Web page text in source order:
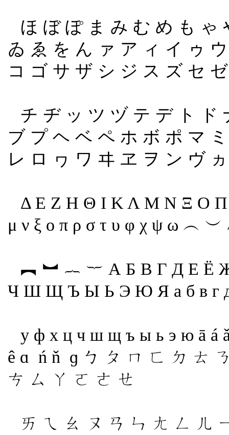
ほ ぼ ぽ ま み む め も ゃ
ゐ ゑ を ん ァ ア ィ イ ゥ
コ ゴ サ ザ シ ジ ス ズ セ
チ ヂ ッ ツ ヅ テ デ ト ド
ブ プ ヘ ベ ペ ホ ボ ポ マ
レ ロ ヮ ワ ヰ ヱ ヲ ン ヴ
Δ Ε Ζ Η Θ Ι Κ Λ Μ Ν Ξ Ο Π
μ ν ξ ο π ρ σ τ υ φ χ ψ ω ︵
︻ ︼ ︷ ︸ А Б В Г Д Е
Ч Ш Щ Ъ Ы Ь Э Ю Я а б в г д
у ф х ц ч ш щ ъ ы ь э ю ā á
ê ɑ ń ň ɡ ㄅ ㄆ ㄇ ㄈ ㄉ ㄊ
ㄘ ㄙ ㄚ ㄛ ㄜ ㄝ
ㄞ ㄟ ㄠ ㄡ ㄢ ㄣ ㄤ ㄥ